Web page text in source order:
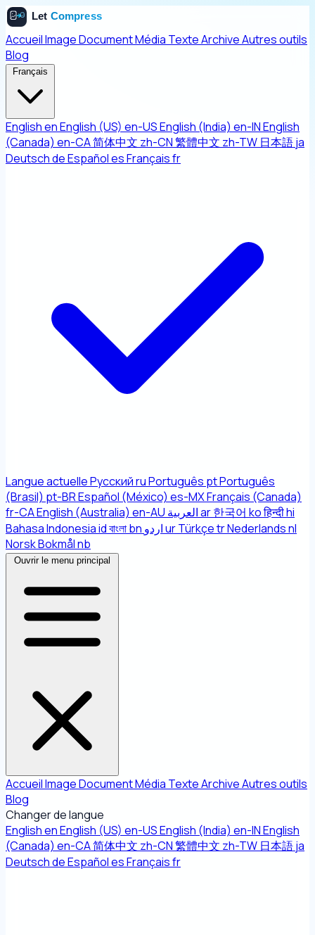
AccueilImageDocumentMédia TexteArchiveAutres outils
Blog
Français
EnglishenEnglish (US) en-USEnglish (India) en-INEnglish
(Canada) en-CA简体中文 zh-CN繁體中文 zh-TW 日本語ja
DeutschdeEspañolesFrançaisfr
Langue actuelleРусскийruPortuguês ptPortuguês
(Brasil) pt-BREspañol (México) es-MXFrançais (Canada)
fr-CAEnglish (Australia) en-AU العربيةar한국어 koहिन्दीhi
Bahasa Indonesiaidবাংলাbn اردوurTürkçetrNederlandsnl
Norsk Bokmålnb
Ouvrir le menu principal
AccueilImageDocumentMédia TexteArchiveAutres outils
Blog
Changer de langue
EnglishenEnglish (US) en-USEnglish (India) en-INEnglish
(Canada) en-CA简体中文 zh-CN繁體中文 zh-TW 日本語ja
DeutschdeEspañolesFrançaisfr